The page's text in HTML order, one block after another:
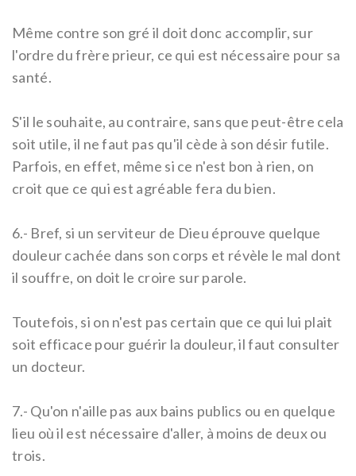
Même contre son gré il doit donc accomplir, sur
l'ordre du frère prieur, ce qui est nécessaire pour sa
santé.
S'il le souhaite, au contraire, sans que peut-être cela
soit utile, il ne faut pas qu'il cède à son désir futile.
Parfois, en effet, même si ce n'est bon à rien, on
croit que ce qui est agréable fera du bien.
6.- Bref, si un serviteur de Dieu éprouve quelque
douleur cachée dans son corps et révèle le mal dont
il souffre, on doit le croire sur parole.
Toutefois, si on n'est pas certain que ce qui lui plait
soit efficace pour guérir la douleur, il faut consulter
un docteur.
7.- Qu'on n'aille pas aux bains publics ou en quelque
lieu où il est nécessaire d'aller, à moins de deux ou
trois.